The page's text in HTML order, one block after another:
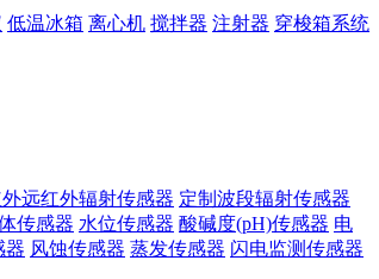
低温冰箱 离心机 搅拌器 注射器 穿梭箱系统
远红外辐射传感器 定制波段辐射传感器
传感器 水位传感器 酸碱度(pH)传感器 电
器 风蚀传感器 蒸发传感器 闪电监测传感器